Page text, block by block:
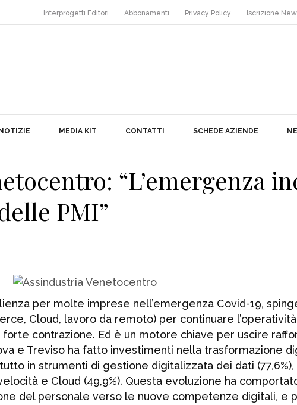
Interprogetti Editori Abbonamenti Privacy Policy Iscrizione
MEDIA KIT CONTATTI SCHEDE AZIENDE
“L’emergenza
PMI”
per molte imprese nell’emergenza Covid-19,
Cloud, lavoro da remoto) per continuare l’operatività
contrazione. Ed è un motore chiave per uscire
e Treviso ha fatto investimenti nella trasformazione
in strumenti di gestione digitalizzata dei dati
e Cloud (49,9%). Questa evoluzione ha
del personale verso le nuove competenze digitali, e